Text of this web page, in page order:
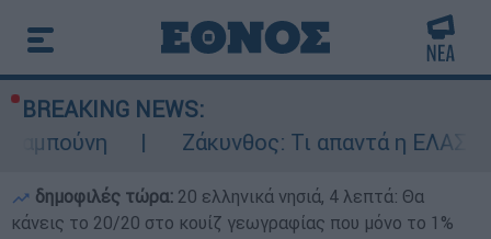
BREAKING NEWS:
Ζάκυνθος: Τι απαντά η ΕΛΑΣ για τους 8
δημοφιλές τώρα: 20 ελληνικά νησιά, 4 λεπτά: Θα
κάνεις το 20/20 στο κουίζ γεωγραφίας που μόνο το 1%